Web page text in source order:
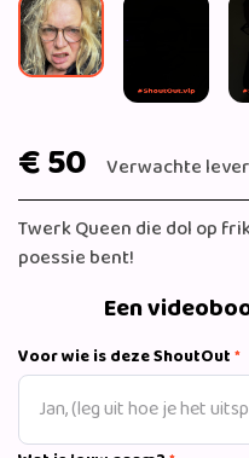
€ 50 Verwachte
Twerk Queen die dol op frikandellen is. Doe niet tijger als je
poessie bent!
Een
Voor wie is deze ShoutOut*